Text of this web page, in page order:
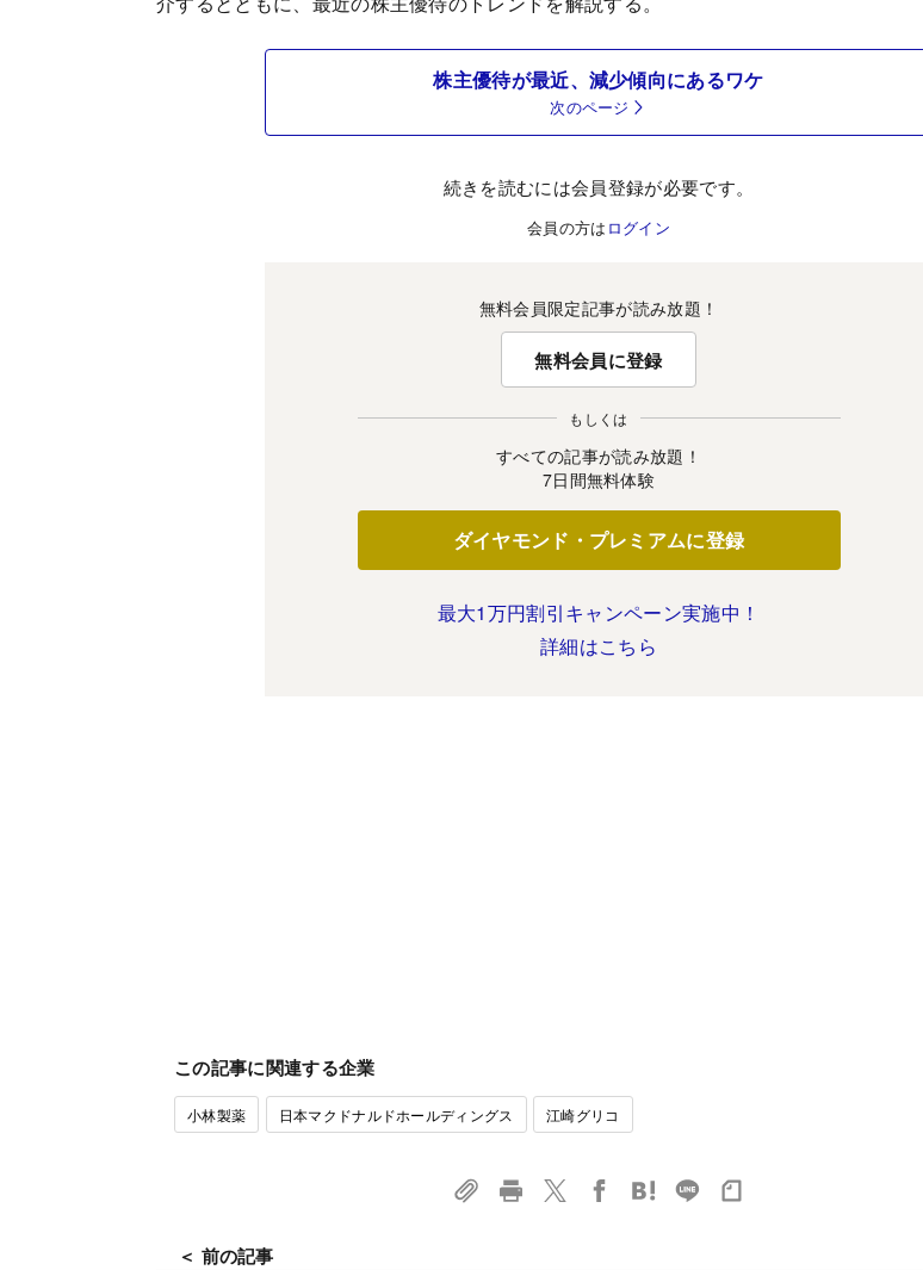
株主優待が最近、減少傾向にあるワケ
次のページ
続きを読むには会員登録が必要です。
会員の方は ログイン
無料会員限定記事が読み放題！
無料会員に登録
もしくは
すべての記事が読み放題！
7日間無料体験
ダイヤモンド・プレミアムに登録
最大1万円割引キャンペーン実施中！
詳細はこちら
この記事に関連する企業
小林製薬 日本マクドナルドホールディングス 江崎グリコ
＜ 前の記事